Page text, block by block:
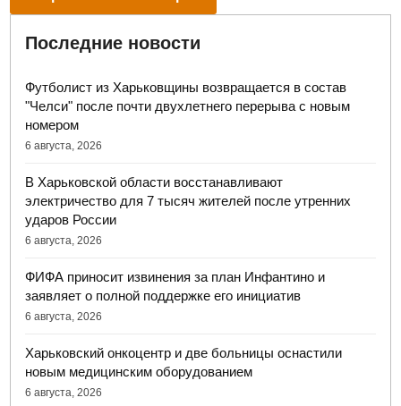
Последние новости
Футболист из Харьковщины возвращается в состав
"Челси" после почти двухлетнего перерыва с новым
номером
6 августа, 2026
В Харьковской области восстанавливают
электричество для 7 тысяч жителей после утренних
ударов России
6 августа, 2026
ФИФА приносит извинения за план Инфантино и
заявляет о полной поддержке его инициатив
6 августа, 2026
Харьковский онкоцентр и две больницы оснастили
новым медицинским оборудованием
6 августа, 2026